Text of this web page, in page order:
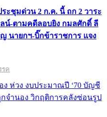
ะชุมด่วน 2 ก.ค. นี้ ถก 2 วาระ
น์-ตามคดีลอบยิง กมลศักดิ์ ลี
ญ นายกฯ-บิ๊กข้าราชการ แจง
รค